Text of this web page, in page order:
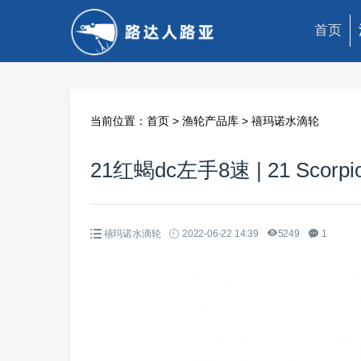
首页
当前位置： 首页 > 渔轮产品库 > 禧玛诺水滴轮
21红蝎dc左手8速 | 21
禧玛诺水滴轮 2022-06-22 14:39 5249 1